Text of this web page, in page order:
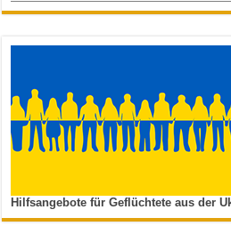
Hilfsangebote für Geflüchtete aus der